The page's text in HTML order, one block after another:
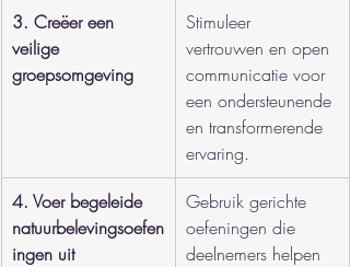
3. Creëer een
veilige
groepsomgeving
Stimuleer
vertrouwen en open
communicatie voor
een ondersteunende
en transformerende
ervaring.
4. Voer begeleide
natuurbelevingsoefen
ingen uit
Gebruik gerichte
oefeningen die
deelnemers helpen